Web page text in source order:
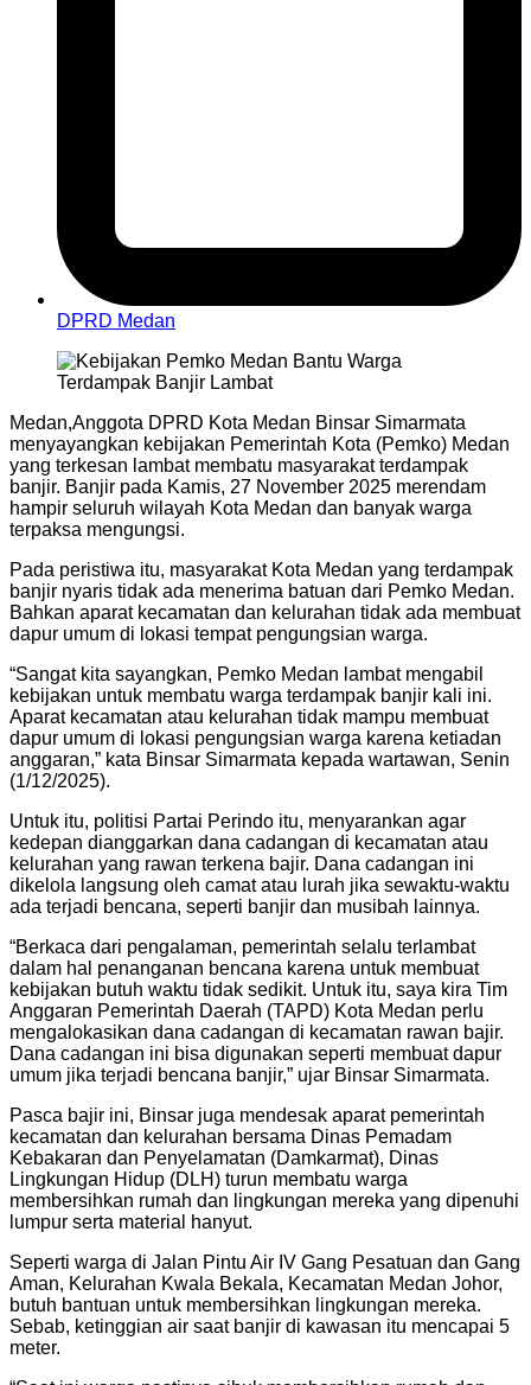
DPRD Medan
Medan,Anggota DPRD Kota Medan Binsar Simarmata
menyayangkan kebijakan Pemerintah Kota (Pemko) Medan
yang terkesan lambat membatu masyarakat terdampak
banjir. Banjir pada Kamis, 27 November 2025 merendam
hampir seluruh wilayah Kota Medan dan banyak warga
terpaksa mengungsi.
Pada peristiwa itu, masyarakat Kota Medan yang terdampak
banjir nyaris tidak ada menerima batuan dari Pemko Medan.
Bahkan aparat kecamatan dan kelurahan tidak ada membuat
dapur umum di lokasi tempat pengungsian warga.
“Sangat kita sayangkan, Pemko Medan lambat mengabil
kebijakan untuk membatu warga terdampak banjir kali ini.
Aparat kecamatan atau kelurahan tidak mampu membuat
dapur umum di lokasi pengungsian warga karena ketiadan
anggaran,” kata Binsar Simarmata kepada wartawan, Senin
(1/12/2025).
Untuk itu, politisi Partai Perindo itu, menyarankan agar
kedepan dianggarkan dana cadangan di kecamatan atau
kelurahan yang rawan terkena bajir. Dana cadangan ini
dikelola langsung oleh camat atau lurah jika sewaktu-waktu
ada terjadi bencana, seperti banjir dan musibah lainnya.
“Berkaca dari pengalaman, pemerintah selalu terlambat
dalam hal penanganan bencana karena untuk membuat
kebijakan butuh waktu tidak sedikit. Untuk itu, saya kira Tim
Anggaran Pemerintah Daerah (TAPD) Kota Medan perlu
mengalokasikan dana cadangan di kecamatan rawan bajir.
Dana cadangan ini bisa digunakan seperti membuat dapur
umum jika terjadi bencana banjir,” ujar Binsar Simarmata.
Pasca bajir ini, Binsar juga mendesak aparat pemerintah
kecamatan dan kelurahan bersama Dinas Pemadam
Kebakaran dan Penyelamatan (Damkarmat), Dinas
Lingkungan Hidup (DLH) turun membatu warga
membersihkan rumah dan lingkungan mereka yang dipenuhi
lumpur serta material hanyut.
Seperti warga di Jalan Pintu Air IV Gang Pesatuan dan Gang
Aman, Kelurahan Kwala Bekala, Kecamatan Medan Johor,
butuh bantuan untuk membersihkan lingkungan mereka.
Sebab, ketinggian air saat banjir di kawasan itu mencapai 5
meter.